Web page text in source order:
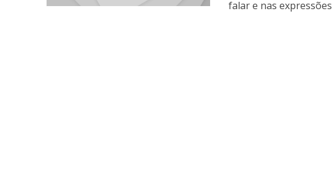
falar e nas expressões